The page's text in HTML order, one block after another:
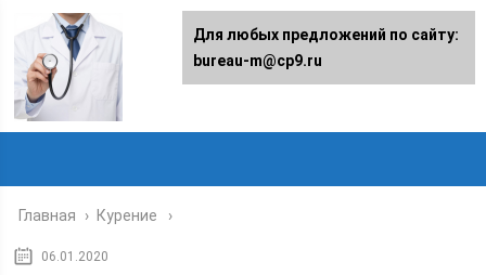
Главная › Курение
06.01.2020
Для любых предложений по сайту:
bureau-m@cp9.ru